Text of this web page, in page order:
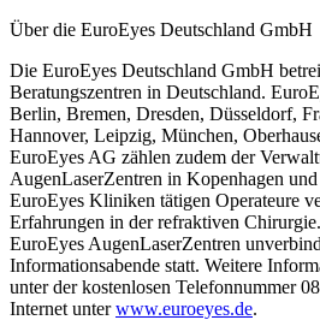
Über die EuroEyes Deutschland GmbH
Die EuroEyes Deutschland GmbH
Beratungszentren in Deutschland.
Berlin, Bremen, Dresden, Düsseldorf,
Hannover, Leipzig, München,
EuroEyes AG zählen zudem der
AugenLaserZentren in Kopenhagen
EuroEyes Kliniken tätigen Operateure
Erfahrungen in der refraktiven
EuroEyes AugenLaserZentren
Informationsabende statt. Weitere
unter der kostenlosen Telefonnummer
Internet unterwww.euroeyes.de.